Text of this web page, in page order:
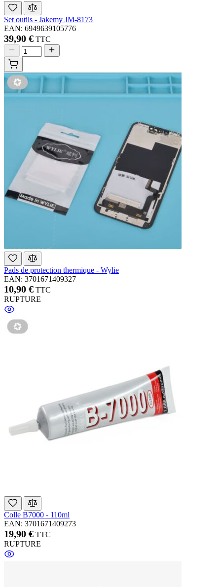
Set outils - Jakemy JM-8173
EAN: 6949639105776
39,90 € TTC
Pads de protection thermique - Wylie
EAN: 3701671409327
10,90 € TTC
RUPTURE
Colle B7000 - 110ml
EAN: 3701671409273
19,90 € TTC
RUPTURE